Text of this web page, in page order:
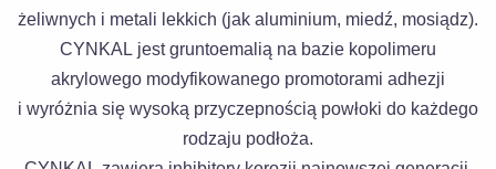
żeliwnych i metali lekkich (jak aluminium, miedź, mosiądz).
CYNKAL jest gruntoemalią na bazie kopolimeru
akrylowego modyfikowanego promotorami adhezji
i wyróżnia się wysoką przyczepnością powłoki do każdego
rodzaju podłoża.